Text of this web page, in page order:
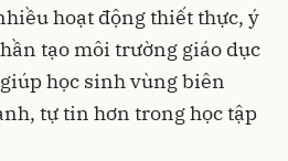
hoạt động thiết thực, ý
tạo môi trường giáo dục
học sinh vùng biên
tự tin hơn trong học tập